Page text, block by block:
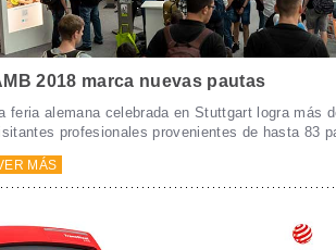
2018 marca nuevas pautas
feria alemana celebrada en Stuttgart logra más
profesionales provenientes de hasta 83
MÁS